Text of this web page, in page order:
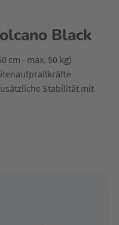
Black
cm - max. 50 kg)
Stabilität mit